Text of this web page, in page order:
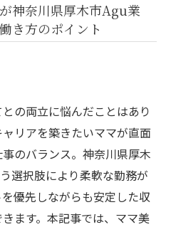
神奈川県厚木市Agu業
き方のポイント
の両立に悩んだことはあり
リアを築きたいママが直面
のバランス。神奈川県厚木
選択肢により柔軟な勤務が
優先しながらも安定した収
ます。本記事では、ママ美